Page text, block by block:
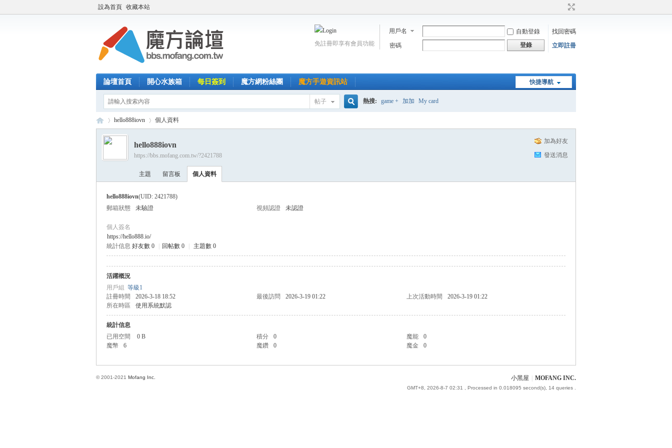
設為首頁 收藏本站
用戶名 自動登錄
找回密碼
密碼
登錄 立即註冊
免註冊即享有會員功能
快捷導航
論壇首頁 開心水族箱 每日簽到 魔方網粉絲團 魔方手遊資訊站
帖子 熱搜: game + 加加 My card
›
hello888iovn 個人資料
加為好友
發送消息
hello888iovn
https://bbs.mofang.com.tw/?2421788
主題 留言板 個人資料
hello888iovn(UID: 2421788)
郵箱狀態
未驗證 視頻認證 未認證
個人簽名
https://hello888.io/
統計信息 好友數 0 回帖數 0 主題數 0
活躍概況
用戶組 等級1
註冊時間
2026-3-18 18:52 最後訪問 2026-3-19 01:22 上次活動時間
2026-3-19 01:22
所在時區
使用系統默認
統計信息
已用空間
0 B 積分 0 魔能
0
魔幣
6 魔鑽 0 魔金 0
小黑屋 MOFANG INC.
GMT+8, 2026-8-7 02:31 , Processed in 0.018095 second(s), 14 queries .
© 2001-2021 Mofang Inc.